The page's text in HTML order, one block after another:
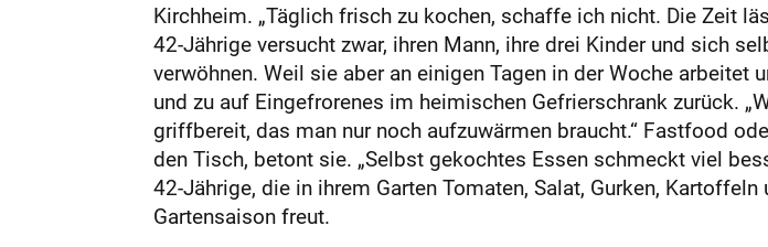
Kirchheim. „Täglich frisch zu kochen, schaffe ich nicht. Die Zeit
42-Jährige versucht zwar, ihren Mann, ihre drei Kinder und sich
verwöhnen. Weil sie aber an einigen Tagen in der Woche
und zu auf Eingefrorenes im heimischen Gefrierschrank zurück.
griffbereit, das man nur noch aufzuwärmen braucht.“ Fastfood
den Tisch, betont sie. „Selbst gekochtes Essen schmeckt viel
42-Jährige, die in ihrem Garten Tomaten, Salat, Gurken,
Gartensaison freut.